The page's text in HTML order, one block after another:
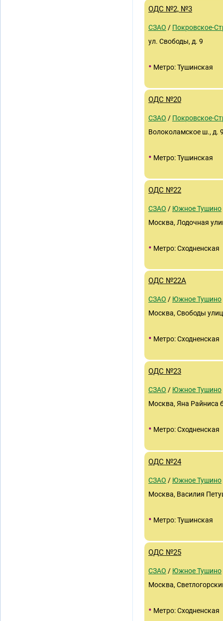
ОДС №2, №3
СЗАО / Покровское-
ул. Свободы, д. 9
• Метро: Тушинская
ОДС №20
СЗАО / Покровское-
Волоколамское ш., д.
• Метро: Тушинская
ОДС №22
СЗАО / Южное Тушино
Москва, Лодочная
• Метро: Сходненская
ОДС №22А
СЗАО / Южное Тушино
Москва, Свободы
• Метро: Сходненская
ОДС №23
СЗАО / Южное Тушино
Москва, Яна Райниса
• Метро: Сходненская
ОДС №24
СЗАО / Южное Тушино
Москва, Василия
• Метро: Тушинская
ОДС №25
СЗАО / Южное Тушино
Москва,
• Метро: Сходненская